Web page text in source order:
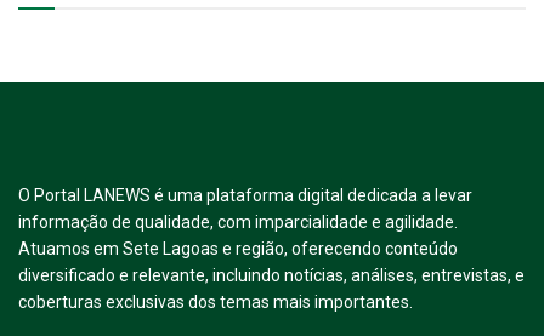
O Portal LANEWS é uma plataforma digital dedicada a levar
informação de qualidade, com imparcialidade e agilidade.
Atuamos em Sete Lagoas e região, oferecendo conteúdo
diversificado e relevante, incluindo notícias, análises, entrevistas, e
coberturas exclusivas dos temas mais importantes.